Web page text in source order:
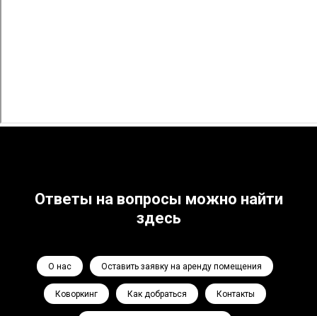
Ответы на вопросы можно найти
здесь
О нас Оставить заявку на аренду помещения
Коворкинг Как добраться Контакты